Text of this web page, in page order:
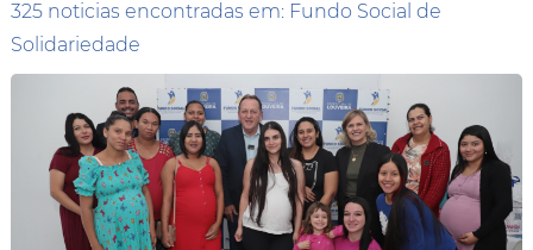
325 noticias encontradas em: Fundo Social de
Solidariedade